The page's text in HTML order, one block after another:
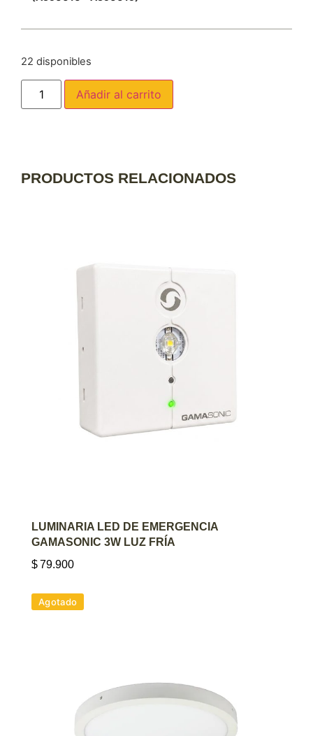
22 disponibles
Añadir al carrito
PRODUCTOS RELACIONADOS
AGREGAR AL CARRITO
LUMINARIA LED DE EMERGENCIA
GAMASONIC 3W LUZ FRÍA
$79.900
Agotado